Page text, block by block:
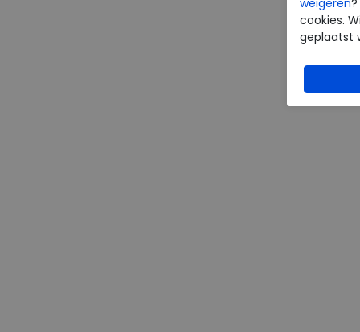
weigeren
cookies.
geplaatst